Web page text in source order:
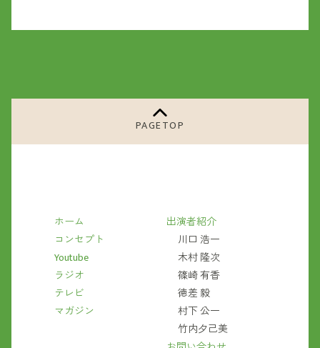
PAGETOP
ホーム
コンセプト
Youtube
ラジオ
テレビ
マガジン
出演者紹介
川口 浩一
木村 隆次
篠崎 有香
徳差 毅
村下 公一
竹内夕己美